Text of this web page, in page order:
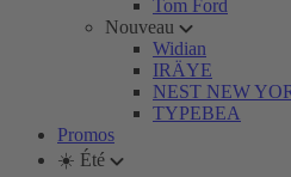
Tom Ford
Nouveau
Widian
IRÄYE
NEST NEW
TYPEBEA
Promos
☀️ Été